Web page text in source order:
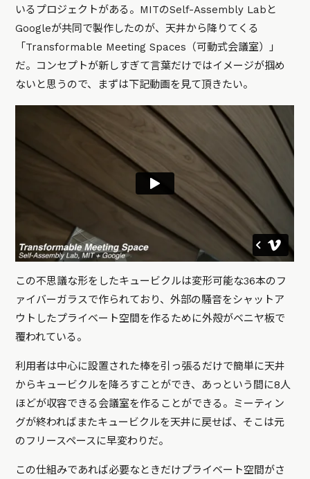
いるプロジェクトがある。MITのSelf-Assembly Labと
Googleが共同で製作したのが、天井から降りてくる
「Transformable Meeting Spaces（可動式会議室）」
だ。コンセプトが新しすぎて言葉だけではイメージが掴め
ないと思うので、まずは下記動画を見て頂きたい。
この不思議な形をしたキュービクルは変形可能な36本のフ
ァイバーガラスで作られており、外部の騒音をシャットア
ウトしたプライベート空間を作るために外殻がベニヤ板で
覆われている。
利用者は中心に設置された棒を引っ張るだけで簡単に天井
からキュービクルを降ろすことができ、あっという間に8人
ほどが収容できる会議室を作ることができる。ミーティン
グが終わればまたキュービクルを天井に戻せば、そこは元
のフリースペースに早変わりだ。
この仕組みであれば必要なときだけプライベート空間がさ